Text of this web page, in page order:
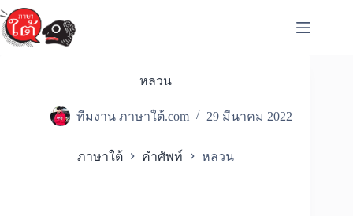
Skip
to
content
หลวน
ทีมงาน ภาษาใต้.com 29 มีนาคม 2022
ภาษาใต้ คำศัพท์ หลวน